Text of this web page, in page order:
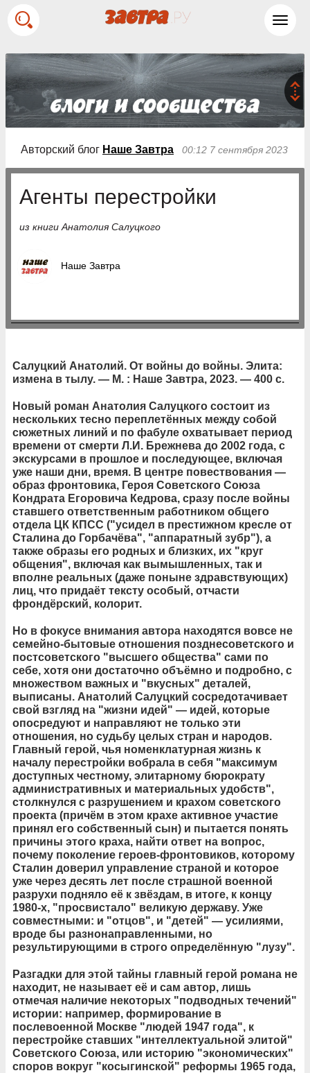
Авторский блог Наше Завтра 00:12 7 сентября 2023
Агенты перестройки
из книги Анатолия Салуцкого
Наше Завтра
Салуцкий Анатолий. От войны до войны. Элита:
измена в тылу. — М. : Наше Завтра, 2023. — 400 с.
Новый роман Анатолия Салуцкого состоит из
нескольких тесно переплетённых между собой
сюжетных линий и по фабуле охватывает период
времени от смерти Л.И. Брежнева до 2002 года, с
экскурсами в прошлое и последующее, включая
уже наши дни, время. В центре повествования —
образ фронтовика, Героя Советского Союза
Кондрата Егоровича Кедрова, сразу после войны
ставшего ответственным работником общего
отдела ЦК КПСС ("усидел в престижном кресле от
Сталина до Горбачёва", "аппаратный зубр"), а
также образы его родных и близких, их "круг
общения", включая как вымышленных, так и
вполне реальных (даже поныне здравствующих)
лиц, что придаёт тексту особый, отчасти
фрондёрский, колорит.
Но в фокусе внимания автора находятся вовсе не
семейно-бытовые отношения позднесоветского и
постсоветского "высшего общества" сами по
себе, хотя они достаточно объёмно и подробно, с
множеством важных и "вкусных" деталей,
выписаны. Анатолий Салуцкий сосредотачивает
свой взгляд на "жизни идей" — идей, которые
опосредуют и направляют не только эти
отношения, но судьбу целых стран и народов.
Главный герой, чья номенклатурная жизнь к
началу перестройки вобрала в себя "максимум
доступных честному, элитарному бюрократу
административных и материальных удобств",
столкнулся с разрушением и крахом советского
проекта (причём в этом крахе активное участие
принял его собственный сын) и пытается понять
причины этого краха, найти ответ на вопрос,
почему поколение героев-фронтовиков, которому
Сталин доверил управление страной и которое
уже через десять лет после страшной военной
разрухи подняло её к звёздам, в итоге, к концу
1980-х, "просвистало" великую державу. Уже
совместными: и "отцов", и "детей" — усилиями,
вроде бы разнонаправленными, но
результирующими в строго определённую "лузу".
Разгадки для этой тайны главный герой романа не
находит, не называет её и сам автор, лишь
отмечая наличие некоторых "подводных течений"
истории: например, формирование в
послевоенной Москве "людей 1947 года", к
перестройке ставших "интеллектуальной элитой"
Советского Союза, или историю "экономических"
споров вокруг "косыгинской" реформы 1965 года,